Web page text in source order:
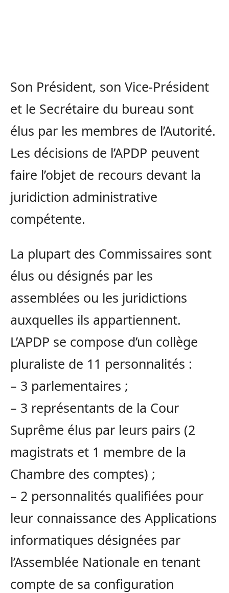
Son Président, son Vice-Président
et le Secrétaire du bureau sont
élus par les membres de l’Autorité.
Les décisions de l’APDP peuvent
faire l’objet de recours devant la
juridiction administrative
compétente.
La plupart des Commissaires sont
élus ou désignés par les
assemblées ou les juridictions
auxquelles ils appartiennent.
L’APDP se compose d’un collège
pluraliste de 11 personnalités :
– 3 parlementaires ;
– 3 représentants de la Cour
Suprême élus par leurs pairs (2
magistrats et 1 membre de la
Chambre des comptes) ;
– 2 personnalités qualifiées pour
leur connaissance des Applications
informatiques désignées par
l’Assemblée Nationale en tenant
compte de sa configuration